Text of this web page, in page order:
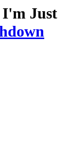
I'm Just